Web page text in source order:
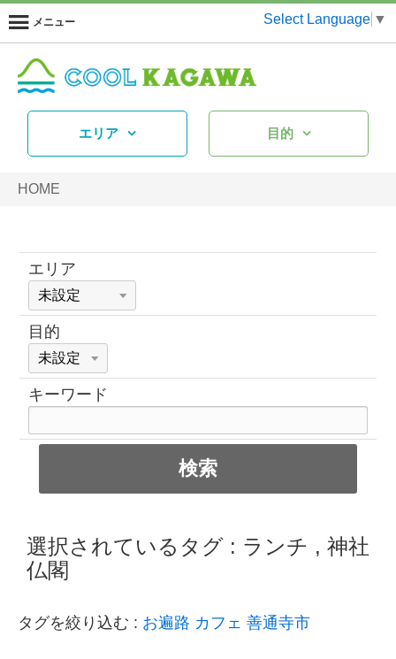
メニュー Select Language ▼
エリア 目的
HOME
エリア
目的
キーワード
選択されているタグ : ランチ , 神社
仏閣
タグを絞り込む : お遍路 カフェ 善通寺市